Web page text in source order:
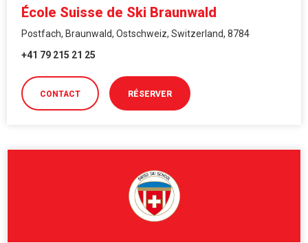
École Suisse de Ski Braunwald
Postfach, Braunwald, Ostschweiz, Switzerland, 8784
+41 79 215 21 25
CONTACT RÉSERVER